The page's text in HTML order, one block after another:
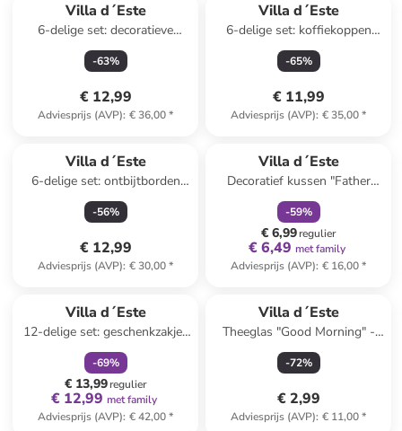
Villa d´Este
6-delige set: decoratieve
hangers groen/rood
-63%
€ 12,99
Adviesprijs (AVP): € 36,00*
Villa d´Este
6-delige set: koffiekoppen
"Forma" grijs - 100 ml
-65%
€ 11,99
Adviesprijs (AVP): € 35,00*
Villa d´Este
6-delige set: ontbijtborden
"Toni" blauw - Ø 19 cm
-56%
€ 12,99
Adviesprijs (AVP): € 30,00*
Villa d´Este
Decoratief kussen "Father
Christmas" beige - (L)40 x
(B)40 cm
-59%
€ 6,99regulier
€ 6,49 met family
Adviesprijs (AVP): € 16,00*
Villa d´Este
12-delige set: geschenkzakjes
"Natalotto" rood - (B)23 x
(H)39 x (D)15 cm
-69%
€ 13,99regulier
€ 12,99 met family
Adviesprijs (AVP): € 42,00*
Villa d´Este
Theeglas "Good Morning" -
400 ml
-72%
€ 2,99
Adviesprijs (AVP): € 11,00*